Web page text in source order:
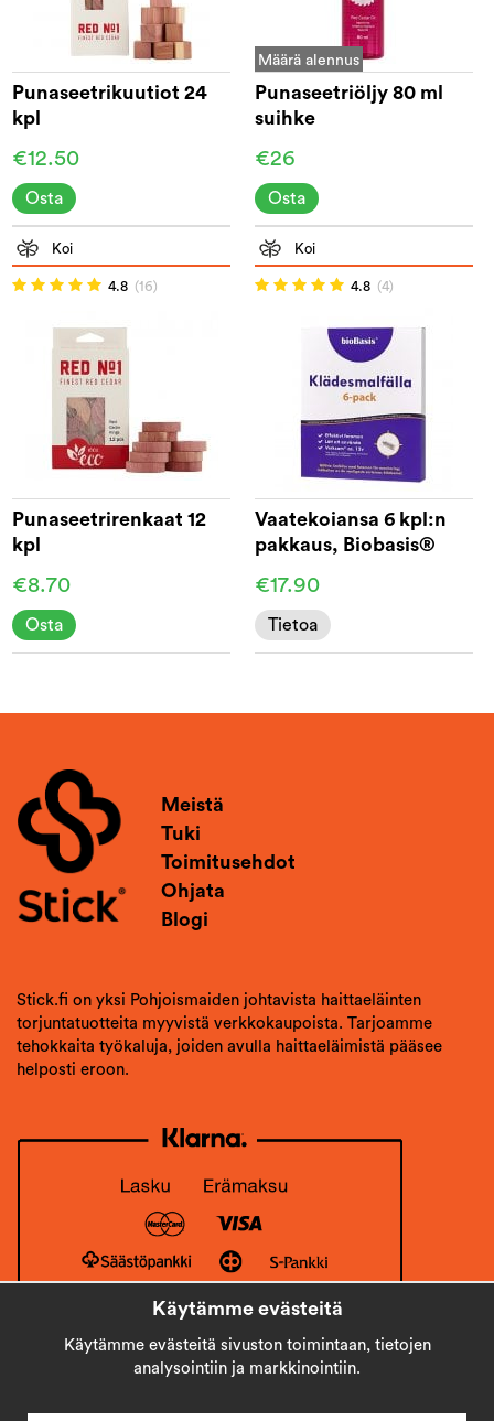
Punaseetrikuutiot 24
kpl
€12.50
Osta
Määrä alennus
Punaseetriöljy 80 ml
suihke
€26
Osta
Koi
4.8 (16)
Punaseetrirenkaat 12
kpl
€8.70
Osta
Koi
4.8 (4)
Vaatekoiansa 6 kpl:n
pakkaus, Biobasis®
€17.90
Tietoa
Meistä
Tuki
Toimitusehdot
Ohjata
Blogi
Stick.fi on yksi Pohjoismaiden johtavista haittaeläinten
torjuntatuotteita myyvistä verkkokaupoista. Tarjoamme
tehokkaita työkaluja, joiden avulla haittaeläimistä pääsee
helposti eroon.
Käytämme evästeitä
Käytämme evästeitä sivuston toimintaan, tietojen
analysointiin ja markkinointiin.